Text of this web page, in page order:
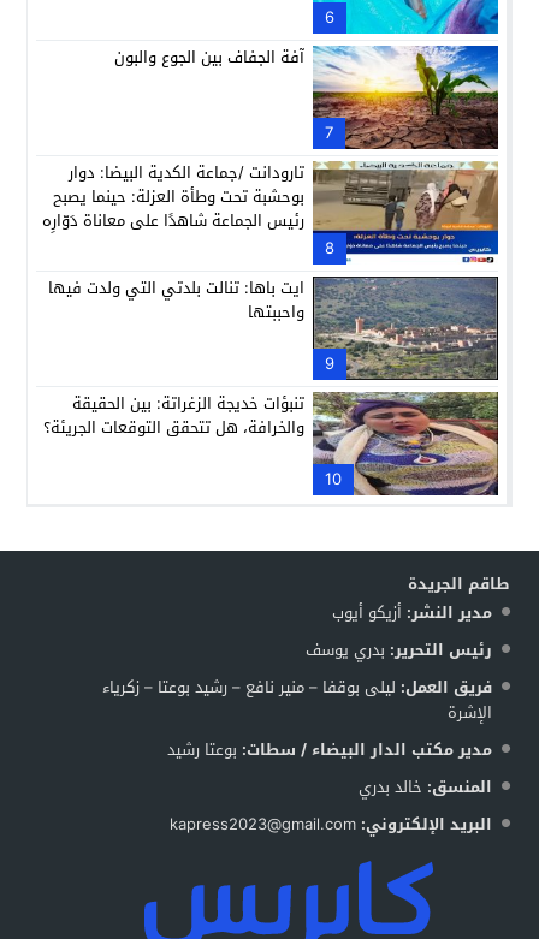
6
7
آفة الجفاف بين الجوع والبون
8
تارودانت /جماعة الكدية البيضا: دوار
بوحشبة تحت وطأة العزلة: حينما يصبح
رئيس الجماعة شاهدًا على معاناة دَوّارِه
9
ايت باها: تنالت بلدتي التي ولدت فيها
واحببتها
10
تنبؤات خديجة الزغراتة: بين الحقيقة
والخرافة، هل تتحقق التوقعات الجريئة؟
طاقم الجريدة
مدير النشر: أزيكو أيوب
رئيس التحرير: بدري يوسف
فريق العمل: ليلى بوقفا – منير نافع – رشيد بوعتا – زكرياء
الإشرة
مدير مكتب الدار البيضاء / سطات: بوعتا رشيد
المنسق: خالد بدري
البريد الإلكتروني: kapress2023@gmail.com